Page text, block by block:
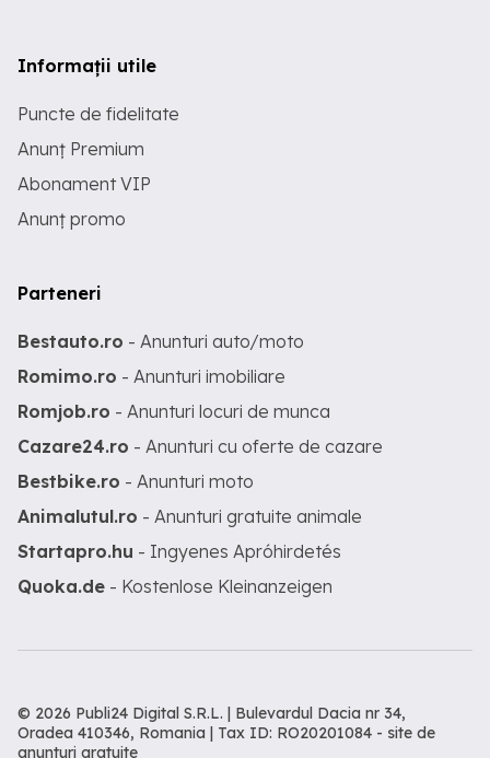
Informații utile
Puncte de fidelitate
Anunț Premium
Abonament VIP
Anunț promo
Parteneri
Bestauto.ro - Anunturi auto/moto
Romimo.ro - Anunturi imobiliare
Romjob.ro - Anunturi locuri de munca
Cazare24.ro - Anunturi cu oferte de cazare
Bestbike.ro - Anunturi moto
Animalutul.ro - Anunturi gratuite animale
Startapro.hu - Ingyenes Apróhirdetés
Quoka.de - Kostenlose Kleinanzeigen
© 2026 Publi24 Digital S.R.L. | Bulevardul Dacia nr 34,
Oradea 410346, Romania | Tax ID: RO20201084 - site de
anunturi gratuite